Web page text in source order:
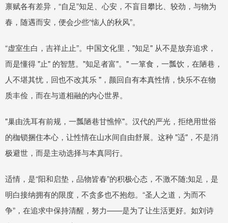
禀赋各有差异，“自足”知足、心安，不盲目攀比、较劲，与物为
春，随遇而安，便会少些“恼人的秋风”。
“虚室生白，吉祥止止”。中国文化里，"知足" 从不是放弃追求，
而是懂得 "止" 的智慧。"知足者富"。" 一箪食，一瓢饮，在陋巷，
人不堪其忧，回也不改其乐 "，颜回自有本真性情，快乐不在物
质丰俭，而在与道相融的内心世界。
"巢由洗耳有前规，一瓢陋巷甘憔悴"。汉代的严光，拒绝用世俗
的枷锁捆住本心，让性情在山水间自由舒展。这种 "适"，不是消
极避世，而是主动选择与本真同行。
适情，是“阳和启垫，品物皆春”的积极心态，不激不随;知足，是
明白接纳拥有的限度，不贪多也不抱怨。“圣人之道，为而不
争”，在追求中保持清醒，努力——是为了让生活更好。如刘诗